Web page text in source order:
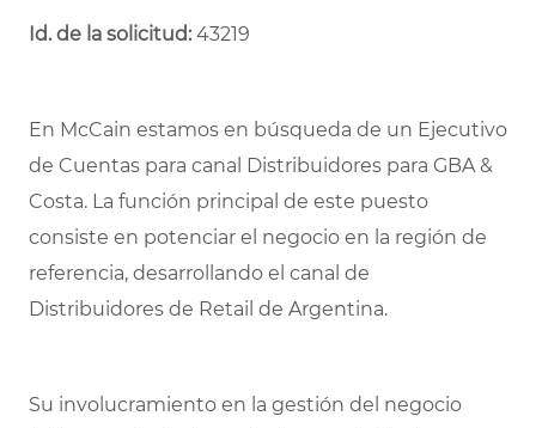
Id. de la solicitud:43219
En McCain estamos en búsqueda de un Ejecutivo
de Cuentas para canal Distribuidores para GBA &
Costa. La función principal de este puesto
consiste en potenciar el negocio en la región de
referencia, desarrollando el canal de
Distribuidores de Retail de Argentina.
Su involucramiento en la gestión del negocio